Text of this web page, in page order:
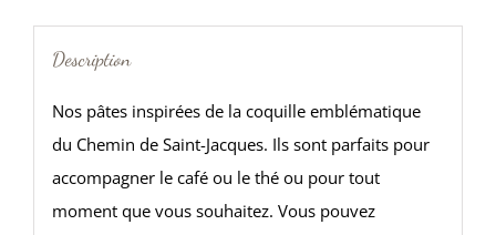
Description
Nos pâtes inspirées de la coquille emblématique
du Chemin de Saint-Jacques. Ils sont parfaits pour
accompagner le café ou le thé ou pour tout
moment que vous souhaitez. Vous pouvez